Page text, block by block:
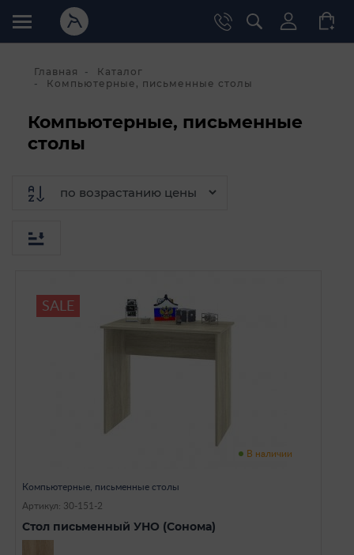
Главная
Каталог
Компьютерные, письменные столы
Компьютерные, письменные
столы
SALE
В наличии
Компьютерные, письменные столы
Артикул: 30-151-2
Стол письменный УНО (Сонома)